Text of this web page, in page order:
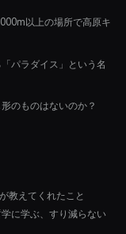
以上の場所で高原キ
パラダイス」という名
のものはないのか？
教えてくれたこと
に学ぶ、すり減らない